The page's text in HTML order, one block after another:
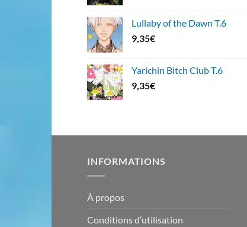
Lullaby of the Dawn T.6
9,35€
Yarichin Bitch Club T.6
9,35€
INFORMATIONS
À propos
Conditions d’utilisation